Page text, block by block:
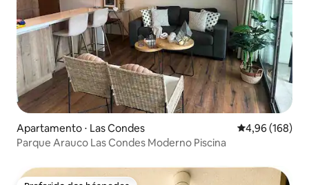
Apartamento ⋅ Las Condes 4,96 de uma
4,96 (168)
Parque Arauco Las Condes Moderno Piscina